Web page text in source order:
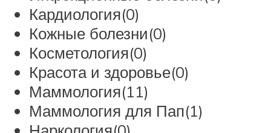
Кардиология(0)
Кожные болезни(0)
Косметология(0)
Красота и здоровье(0)
Маммология(11)
Маммология для Пап(1)